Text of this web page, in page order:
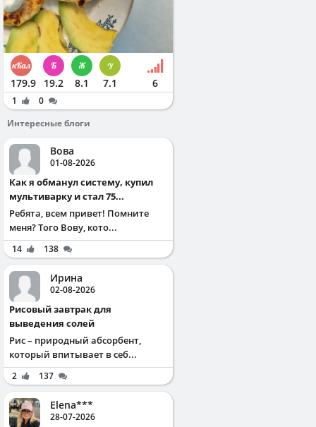
179.9 19.2 8.1 7.1 6
1
0
Интересные блоги
Вова
01-08-2026
Как я обманул систему, купил
мультиварку и стал 75...
Ребята, всем привет! Помните
меня? Того Вову, кото...
14 138
Ирина
02-08-2026
Рисовый завтрак для
выведения солей
Рис – природный абсорбент,
который впитывает в себ...
2 137
Elena***
28-07-2026